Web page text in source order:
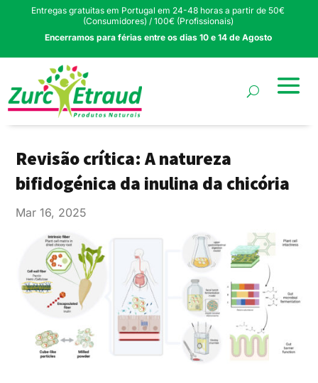
Entregas gratuitas em Portugal em 24-48 horas a partir de 50€
(Consumidores) / 100€ (Profissionais)
Encerramos para férias entre os dias 10 e 14 de Agosto
Revisão crítica: A natureza
bifidogénica da inulina da chicória
Mar 16, 2025